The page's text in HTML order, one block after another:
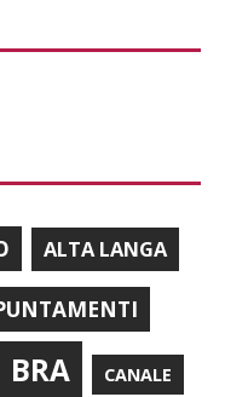
ALTA LANGA
BRA CANALE